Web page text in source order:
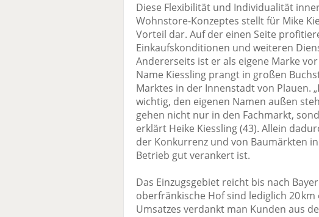
Diese Flexibilität und Individualität
Wohnstore-Konzeptes stellt für Mike
Vorteil dar. Auf der einen Seite
Einkaufskonditionen und weiteren
Andererseits ist er als eigene Marke
Name Kiessling prangt in großen
Marktes in der Innenstadt von Plauen.
wichtig, den eigenen Namen außen
gehen nicht nur in den Fachmarkt,
erklärt Heike Kiessling (43). Allein
der Konkurrenz und von Baumärkten
Betrieb gut verankert ist.
Das Einzugsgebiet reicht bis nach
oberfränkische Hof sind lediglich 20 km
Umsatzes verdankt man Kunden aus